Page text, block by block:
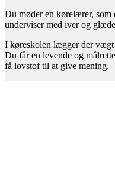
Du møder en kørelærer,
underviser med iver og
I køreskolen lægger der
Du får en levende og
få lovstof til at give mening.